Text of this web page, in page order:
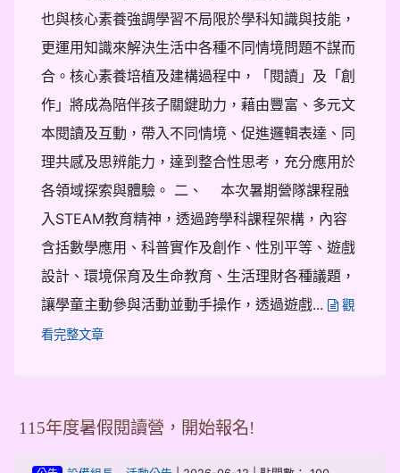
也與核心素養強調學習不局限於學科知識與技能，
更運用知識來解決生活中各種不同情境問題不謀而
合。核心素養培植及建構過程中，「閱讀」及「創
作」將成為陪伴孩子關鍵助力，藉由豐富、多元文
本閱讀及互動，帶入不同情境、促進邏輯表達、同
理共感及思辨能力，達到整合性思考，充分應用於
各領域探索與體驗。 二、 本次暑期營隊課程融
入STEAM教育精神，透過跨學科課程架構，內容
含括數學應用、科普實作及創作、性別平等、遊戲
設計、環境保育及生命教育、生活理財各種議題，
讓學童主動參與活動並動手操作，透過遊戲...
觀
看完整文章
115年度暑假閱讀營，開始報名!